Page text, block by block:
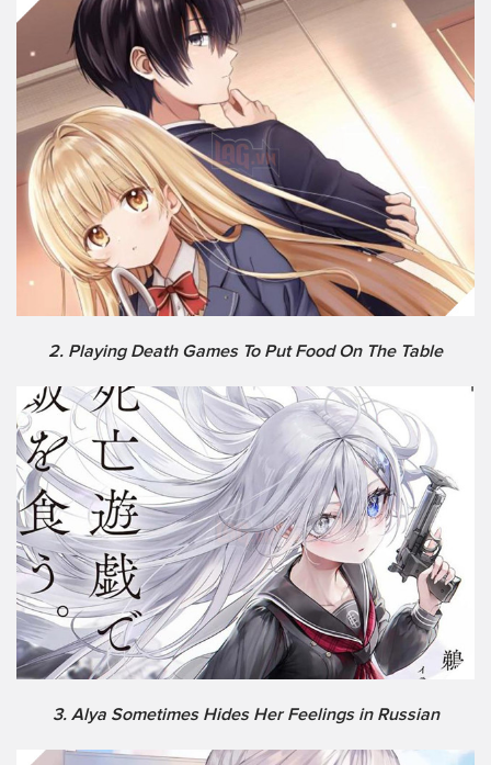
2. Playing Death Games To Put Food On The Table
3. Alya Sometimes Hides Her Feelings in Russian